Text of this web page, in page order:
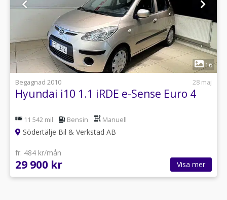
1
16
Begagnad 2010
28 maj
Hyundai i10 1.1 iRDE e-Sense Euro 4
11 542 mil Bensin Manuell
Södertälje Bil & Verkstad AB
fr. 484 kr/mån
29 900 kr Visa mer